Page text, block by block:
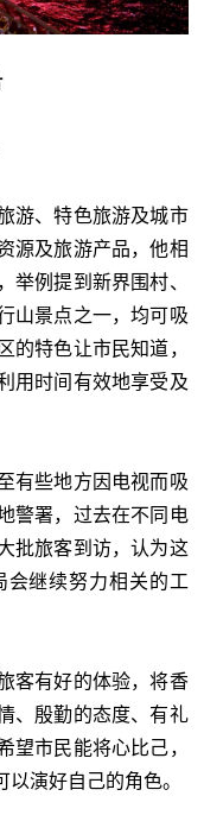
游、特色旅游及城市
源及旅游产品，他相
举例提到新界围村、
山景点之一，均可吸
的特色让市民知道，
用时间有效地享受及
有些地方因电视而吸
警署，过去在不同电
批旅客到访，认为这
会继续努力相关的工
客有好的体验，将香
、殷勤的态度、有礼
望市民能将心比己，
演好自己的角色。